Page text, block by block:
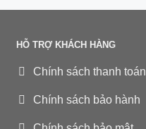
HỖ TRỢ KHÁCH HÀNG
Chính sách thanh toán
Chính sách bảo hành